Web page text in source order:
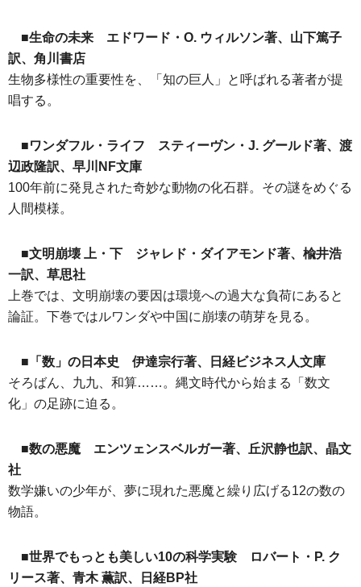
■生命の未来 エドワード・O. ウィルソン著、山下篤子
訳、角川書店
生物多様性の重要性を、「知の巨人」と呼ばれる著者が提
唱する。
■ワンダフル・ライフ スティーヴン・J. グールド著、渡
辺政隆訳、早川NF文庫
100年前に発見された奇妙な動物の化石群。その謎をめぐる
人間模様。
■文明崩壊 上・下 ジャレド・ダイアモンド著、楡井浩
一訳、草思社
上巻では、文明崩壊の要因は環境への過大な負荷にあると
論証。下巻ではルワンダや中国に崩壊の萌芽を見る。
■「数」の日本史 伊達宗行著、日経ビジネス人文庫
そろばん、九九、和算……。縄文時代から始まる「数文
化」の足跡に迫る。
■数の悪魔 エンツェンスベルガー著、丘沢静也訳、晶文
社
数学嫌いの少年が、夢に現れた悪魔と繰り広げる12の数の
物語。
■世界でもっとも美しい10の科学実験 ロバート・P. ク
リース著、青木 薫訳、日経BP社